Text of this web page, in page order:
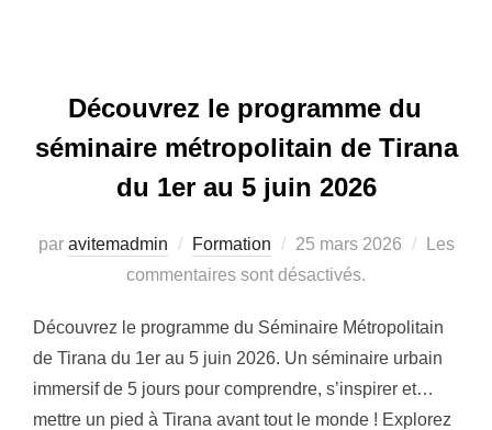
Découvrez le programme du
séminaire métropolitain de Tirana
du 1er au 5 juin 2026
par avitemadmin Formation
Publié
le
25 mars 2026
Les
commentaires sont désactivés.
Découvrez le programme du Séminaire Métropolitain
de Tirana du 1er au 5 juin 2026. Un séminaire urbain
immersif de 5 jours pour comprendre, s’inspirer et…
mettre un pied à Tirana avant tout le monde ! Explorez